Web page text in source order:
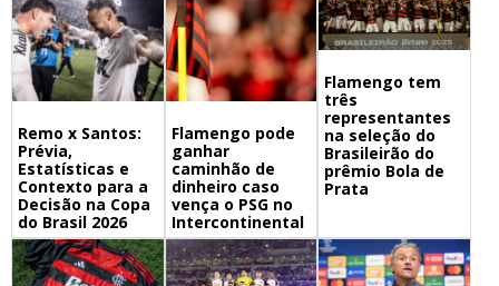
Remo x Santos:
Prévia,
Estatísticas e
Contexto para a
Decisão na Copa
do Brasil 2026
Flamengo pode
ganhar
caminhão de
dinheiro caso
vença o PSG no
Intercontinental
Flamengo tem
três
representantes
na seleção do
Brasileirão do
prêmio Bola de
Prata